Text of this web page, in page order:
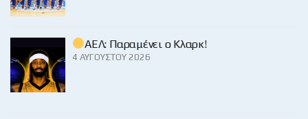
ΑΕΛ: Παραμένει ο Κλαρκ!
4 ΑΥΓΟΎΣΤΟΥ 2026